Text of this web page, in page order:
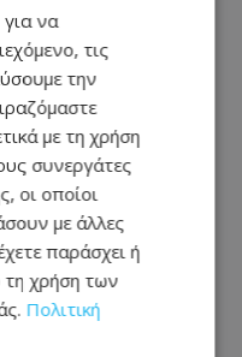
να
τις
την
με τη χρήση
συνεργάτες
οι οποίοι
με άλλες
παράσχει ή
τη χρήση των
Πολιτική